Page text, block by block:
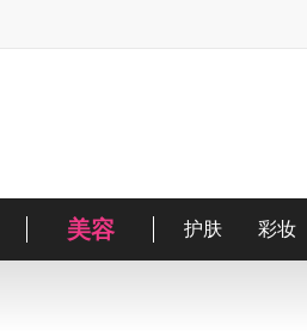
时装 搭配 街拍
美容 护肤 彩妆